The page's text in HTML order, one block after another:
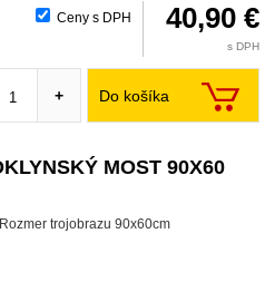
Ceny s DPH 40,90 €
s DPH
Do košíka
+
MOST 90X60
trojobrazu 90x60cm